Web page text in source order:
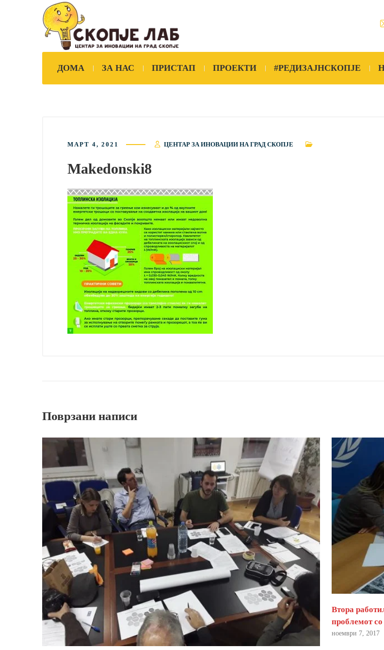
ДОМА ЗА НАС ПРИСТАП ПРОЕКТИ #РЕДИЗАЈНСКОПЈЕ
МАРТ 4, 2021 ЦЕНТАР ЗА ИНОВАЦИИ НА ГРАД СКОПЈЕ
Makedonski8
Поврзани написи
Втора
проблемот со
ноември 7, 2017